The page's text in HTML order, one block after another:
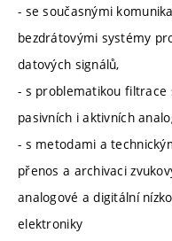
- se současnými
bezdrátovými systémy
datových signálů,
- s problematikou filtrace
pasivních i aktivních
- s metodami a
přenos a archivaci
analogové a digitální
elektroniky